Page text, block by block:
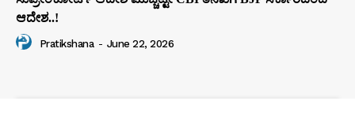
ಆದೇಶ..!
Pratikshana - June 22, 2026